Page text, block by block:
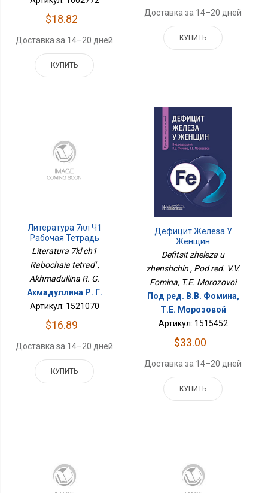
$18.82
Доставка за 14–20 дней
КУПИТЬ
Доставка за 14–20 дней
КУПИТЬ
Литература 7кл Ч1
Рабочая Тетрадь
Literatura 7kl ch1
Rabochaia tetrad' ,
Akhmadullina R. G.
Ахмадуллина Р. Г.
Артикул: 1521070
$16.89
Доставка за 14–20 дней
КУПИТЬ
Дефицит Железа У
Женщин
Defitsit zheleza u
zhenshchin , Pod red. V.V.
Fomina, T.E. Morozovoi
Под ред. В.В. Фомина,
Т.Е. Морозовой
Артикул: 1515452
$33.00
Доставка за 14–20 дней
КУПИТЬ